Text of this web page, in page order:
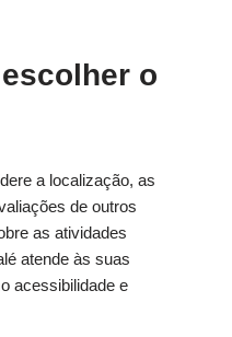
o
a localização, as
de outros
as atividades
atende às suas
acessibilidade e